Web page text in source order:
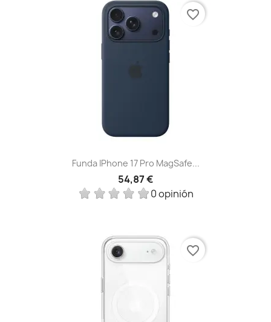
Funda IPhone 17 Pro MagSafe...
54,87 €
0 opinión
favorite_border
favorite_border